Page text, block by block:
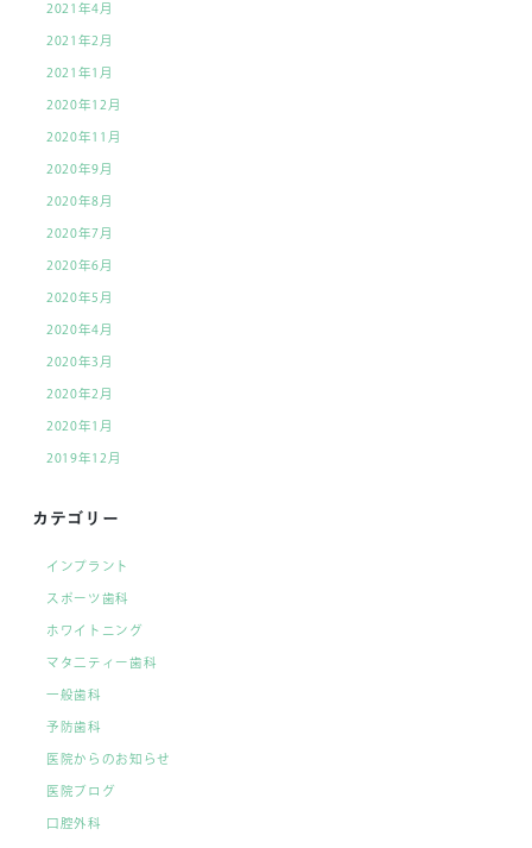
2021年4月
2021年2月
2021年1月
2020年12月
2020年11月
2020年9月
2020年8月
2020年7月
2020年6月
2020年5月
2020年4月
2020年3月
2020年2月
2020年1月
2019年12月
カテゴリー
インプラント
スポーツ歯科
ホワイトニング
マタ二ティー歯科
一般歯科
予防歯科
医院からのお知らせ
医院ブログ
口腔外科